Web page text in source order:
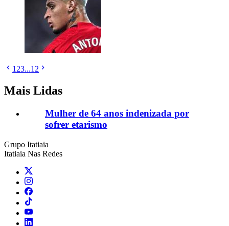
1 23...12
Mais Lidas
Mulher de 64 anos indenizada por
sofrer etarismo
Grupo Itatiaia
Itatiaia Nas Redes